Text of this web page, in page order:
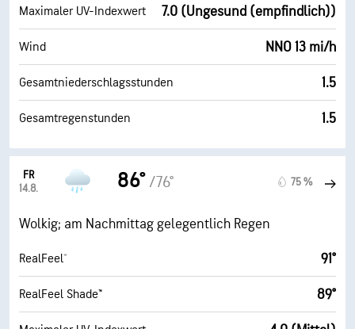
Maximaler UV-Indexwert 7.0 (Ungesund (empfindlich))
Wind NNO 13 mi/h
Gesamtniederschlagsstunden 1.5
Gesamtregenstunden 1.5
FR
14.8.
86° /76° 75 %
Wolkig; am Nachmittag gelegentlich Regen
RealFeel® 91°
RealFeel Shade™ 89°